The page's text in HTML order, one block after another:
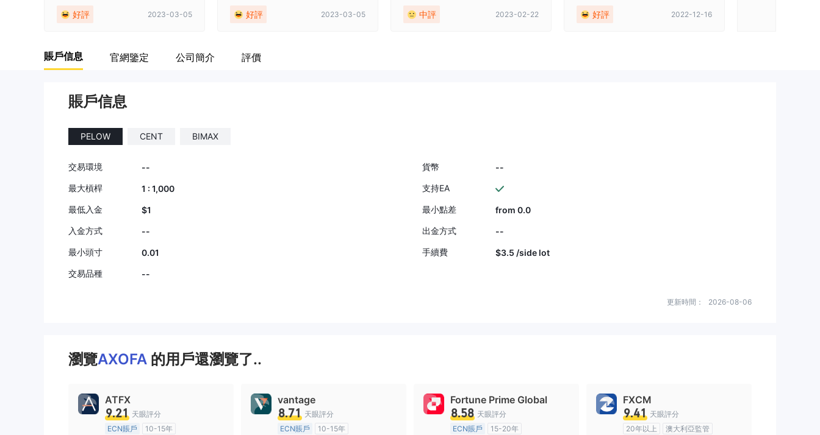
常流暢。希望你們以後越來越好👍
好評 2023-03-05 好評 2023-03-05
更多的朋友試一試。
中評 2023-02-22 好評 2022-12-16
賬戶信息 官網鑒定 公司簡介 評價
賬戶信息
PELOW CENT BIMAX
交易環境 -- 貨幣
--
最大槓桿
1 : 1,000 支持EA
最低入金 $1 最小點差
from 0.0
入金方式
-- 出金方式
--
最小頭寸
0.01 手續費
$3.5 /side lot
交易品種
--
更新時間： 2026-08-06
瀏覽AXOFA 的用戶還瀏覽了..
ATFX
9.21 天眼評分
ECN賬戶
10-15年
vantage
8.71 天眼評分
ECN賬戶
10-15年
Fortune Prime Global
8.58 天眼評分
ECN賬戶
15-20年
FXCM
9.41 天眼評分
20年以上
澳大利亞監管